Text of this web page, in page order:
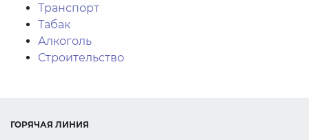
Транспорт
Табак
Алкоголь
Строительство
ГОРЯЧАЯ ЛИНИЯ